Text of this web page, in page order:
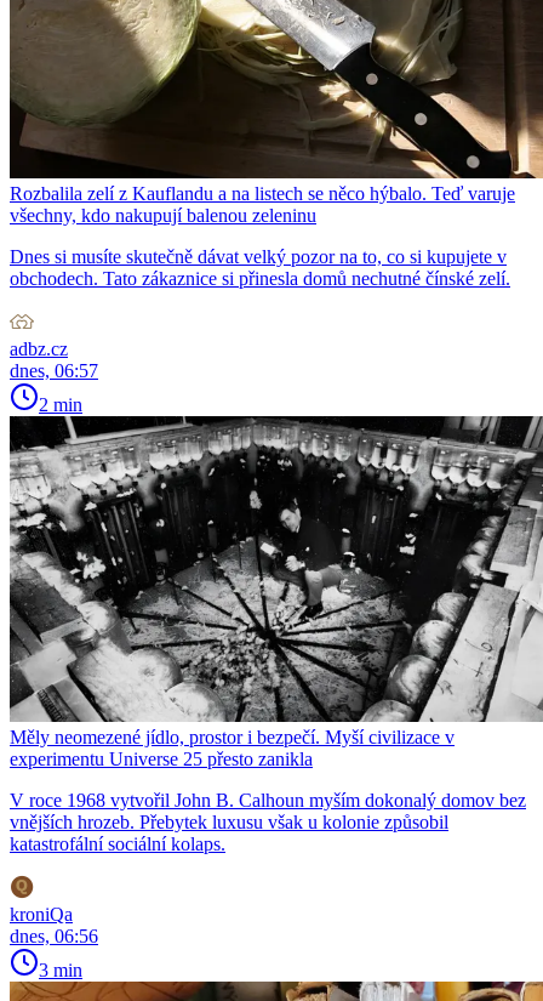
Rozbalila zelí z Kauflandu a na listech se něco hýbalo. Teď varuje
všechny, kdo nakupují balenou zeleninu
Dnes si musíte skutečně dávat velký pozor na to, co si kupujete v
obchodech. Tato zákaznice si přinesla domů nechutné čínské zelí.
adbz.cz
dnes, 06:57
2 min
Měly neomezené jídlo, prostor i bezpečí. Myší civilizace v
experimentu Universe 25 přesto zanikla
V roce 1968 vytvořil John B. Calhoun myším dokonalý domov bez
vnějších hrozeb. Přebytek luxusu však u kolonie způsobil
katastrofální sociální kolaps.
kroniQa
dnes, 06:56
3 min